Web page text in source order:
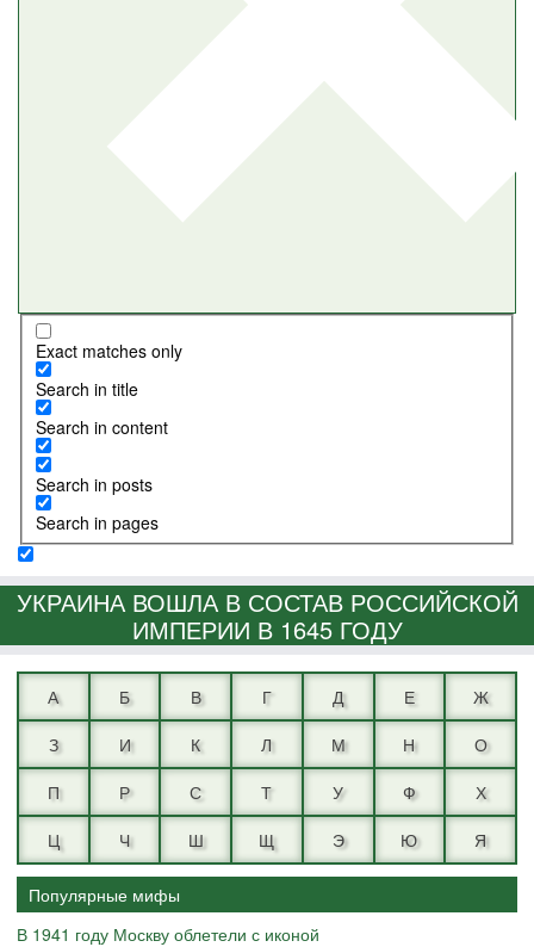
Exact matches only
Search in title
Search in content
Search in posts
Search in pages
УКРАИНА ВОШЛА В СОСТАВ РОССИЙСКОЙ
ИМПЕРИИ В 1645 ГОДУ
А Б В Г Д Е
Ж
З
И К Л М Н
О
П
Р С Т У Ф
Х
Ц
Ч Ш Щ Э Ю Я
Популярные мифы
В 1941 году Москву облетели с иконой